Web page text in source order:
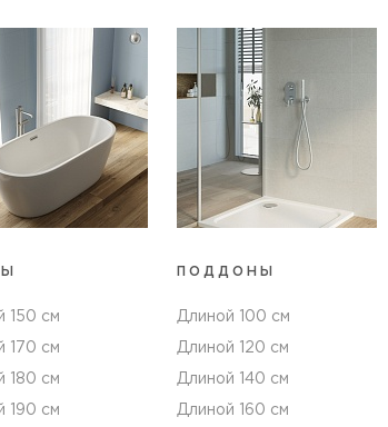
150 см
170 см
180 см
190 см
ПОДДОНЫ
Длиной 100 см
Длиной 120 см
Длиной 140 см
Длиной 160 см